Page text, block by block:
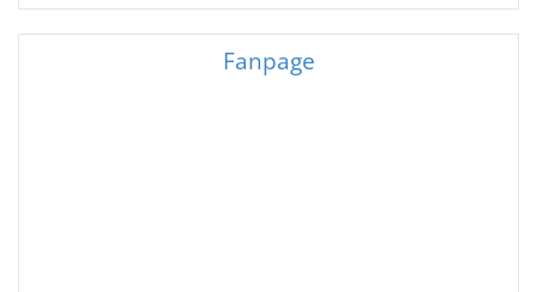
sử dụng kích thước theo
diện tích căn phòng
cho bé trai bé gái bởi tính
thẩm mỹ cao mang phong
Fanpage